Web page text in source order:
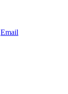
Email